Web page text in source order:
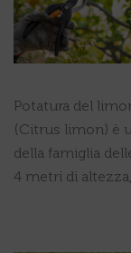
Potatura del
(Citrus limon) è
della famiglia
4 metri di